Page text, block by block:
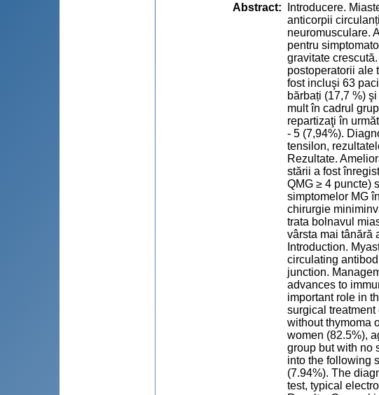
Abstract:
Introducere.
anticorpii
neuromusculare.
pentru
gravitate
postoperatorii ale
fost incluşi 63
bărbați (17,7 %)
mult în cadrul
repartizaţi în
- 5 (7,94%).
tensilon,
Rezultate.
stării a fost
QMG ≥ 4 puncte)
simptomelor MG
chirurgie
trata bolnavul
vârsta mai tânără
Introduction.
circulating
junction.
advances to
important role in
surgical
without thymoma
women (82.5%),
group but with no
into the following
(7.94%). The
test, typical